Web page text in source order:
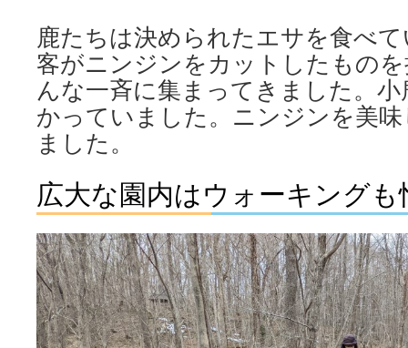
鹿たちは決められたエサを食べ
客がニンジンをカットしたもの
んな一斉に集まってきました。
かっていました。ニンジンを美
ました。
広大な園内はウォーキング